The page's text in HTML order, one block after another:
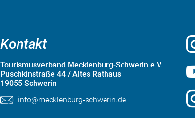
Kontakt
Tourismusverband Mecklenburg-Schwerin e.V.
Puschkinstraße 44 / Altes Rathaus
19055 Schwerin
info@mecklenburg-schwerin.de